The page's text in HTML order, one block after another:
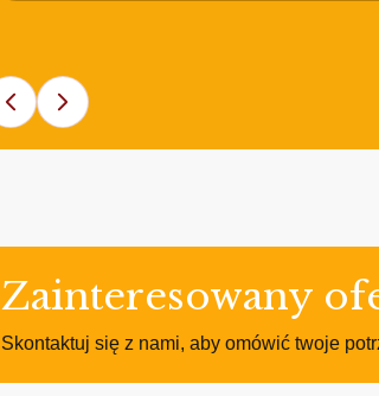
Zainteresowany
Skontaktuj się z nami, aby omówić twoje